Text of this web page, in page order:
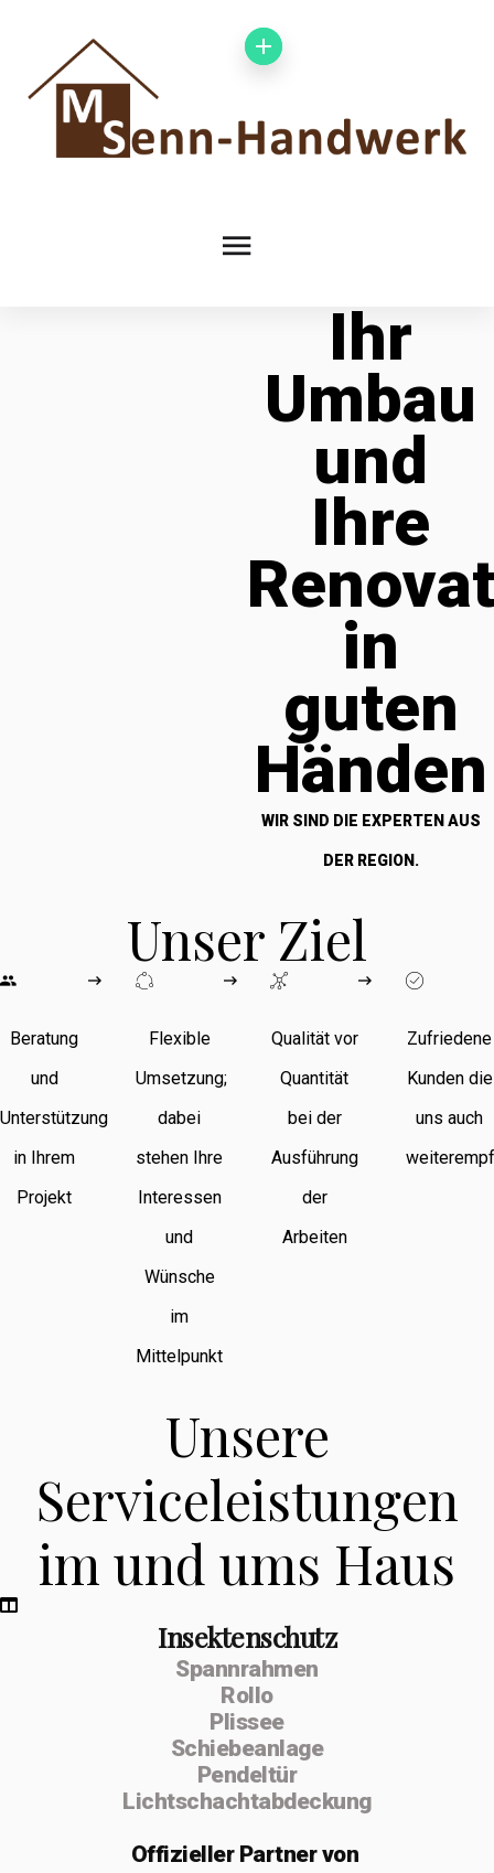
Ihr
Umbau
und
Ihre
in
guten
Händen
WIR SIND DIE EXPERTEN AUS
DER REGION.
Unser Ziel
Beratung
und
Unterstützung
in Ihrem
Projekt
Flexible
Umsetzung;
dabei
stehen Ihre
Interessen
und
Wünsche
im
Mittelpunkt
Qualität vor
Quantität
bei der
Ausführung
der
Arbeiten
Zufriedene
Kunden die
uns auch
Unsere
Serviceleistungen
im und ums Haus
Insektenschutz
Spannrahmen
Rollo
Plissee
Schiebeanlage
Pendeltür
Lichtschachtabdeckung
OffiziellerPartner von